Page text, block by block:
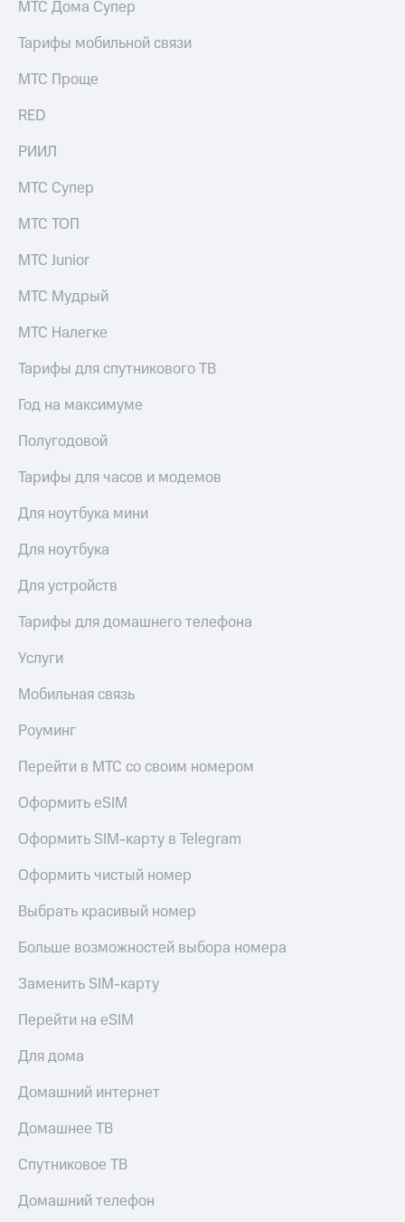
МТС Дома Супер
Тарифы мобильной связи
МТС Проще
RED
РИИЛ
МТС Супер
МТС ТОП
МТС Junior
МТС Мудрый
МТС Налегке
Тарифы для спутникового ТВ
Год на максимуме
Полугодовой
Тарифы для часов и модемов
Для ноутбука мини
Для ноутбука
Для устройств
Тарифы для домашнего телефона
Услуги
Мобильная связь
Роуминг
Перейти в МТС со своим номером
Оформить eSIM
Оформить SIM-карту в Telegram
Оформить чистый номер
Выбрать красивый номер
Больше возможностей выбора номера
Заменить SIM-карту
Перейти на eSIM
Для дома
Домашний интернет
Домашнее ТВ
Спутниковое ТВ
Домашний телефон